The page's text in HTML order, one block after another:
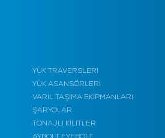
YÜK TRAVERSLERİ
YÜK ASANSÖRLERİ
VARİL TAŞIMA EKİPMANLARI
ŞARYOLAR
TONAJLI KİLİTLER